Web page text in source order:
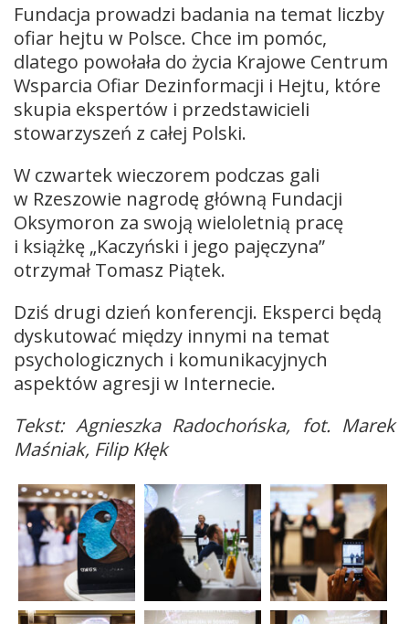
Fundacja prowadzi badania na temat liczby
ofiar hejtu w Polsce. Chce im pomóc,
dlatego powołała do życia Krajowe Centrum
Wsparcia Ofiar Dezinformacji i Hejtu, które
skupia ekspertów i przedstawicieli
stowarzyszeń z całej Polski.
W czwartek wieczorem podczas gali
w Rzeszowie nagrodę główną Fundacji
Oksymoron za swoją wieloletnią pracę
i książkę „Kaczyński i jego pajęczyna”
otrzymał Tomasz Piątek.
Dziś drugi dzień konferencji. Eksperci będą
dyskutować między innymi na temat
psychologicznych i komunikacyjnych
aspektów agresji w Internecie.
Tekst: Agnieszka Radochońska, fot. Marek
Maśniak, Filip Kłęk